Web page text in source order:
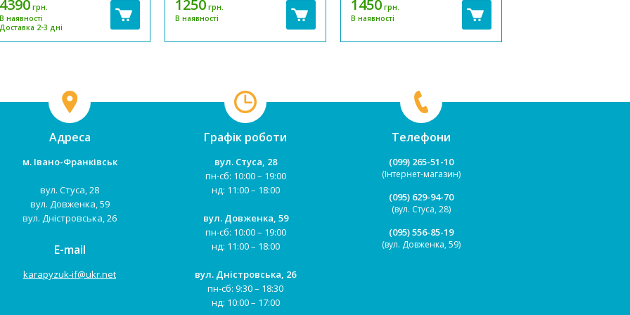
зроблений із міцного та якісного
пластику. Продукція ТМ "DOLONI -
TOYS" вже давно не поступається
імпортним аналогам, а за
4390 грн.
В наявності
Доставка 2-3 дні
встановити в будинку та на
вулиці. Діти завжди люблять
кататися на гірці і на майданчику
завжди насамперед біжать до
1250 грн.
В наявності
80 Кількість в ящику: 2
1450 грн.
В наявності
Адреса
м. Івано-Франківськ
вул. Стуса, 28
вул. Довженка, 59
вул. Дністровська, 26
E-mail
karapyzuk-if@ukr.net
Графік роботи
вул. Стуса, 28
пн-сб: 10:00 – 19:00
нд: 11:00 – 18:00
вул. Довженка, 59
пн-сб: 10:00 – 19:00
нд: 11:00 – 18:00
вул. Дністровська, 26
пн-сб: 9:30 – 18:30
нд: 10:00 – 17:00
Телефони
(099) 265-51-10
(Інтернет-магазин)
(095) 629-94-70
(вул. Стуса, 28)
(095) 556-85-19
(вул. Довженка, 59)